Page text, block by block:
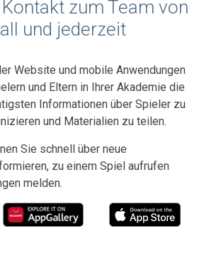
zum Team von
und jederzeit
Website und mobile Anwendungen
und Eltern in Ihrer Akademie die
Informationen über Spieler zu
und Materialien zu teilen.
Sie schnell über neue
zu einem Spiel aufrufen
melden.